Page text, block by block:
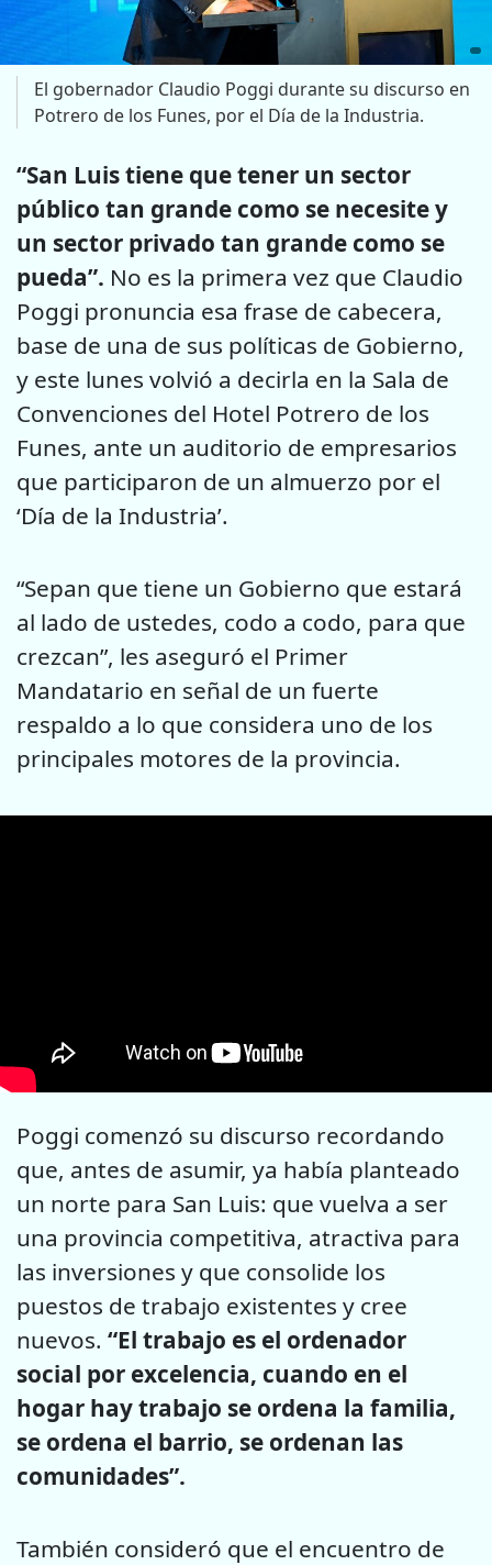
El gobernador Claudio Poggi durante su discurso en
Potrero de los Funes, por el Día de la Industria.
“San Luis tiene que tener un sector
público tan grande como se necesite y
un sector privado tan grande como se
pueda”. No es la primera vez que Claudio
Poggi pronuncia esa frase de cabecera,
base de una de sus políticas de Gobierno,
y este lunes volvió a decirla en la Sala de
Convenciones del Hotel Potrero de los
Funes, ante un auditorio de empresarios
que participaron de un almuerzo por el
‘Día de la Industria’.
“Sepan que tiene un Gobierno que estará
al lado de ustedes, codo a codo, para que
crezcan”, les aseguró el Primer
Mandatario en señal de un fuerte
respaldo a lo que considera uno de los
principales motores de la provincia.
Poggi comenzó su discurso recordando
que, antes de asumir, ya había planteado
un norte para San Luis: que vuelva a ser
una provincia competitiva, atractiva para
las inversiones y que consolide los
puestos de trabajo existentes y cree
nuevos. “El trabajo es el ordenador
social por excelencia, cuando en el
hogar hay trabajo se ordena la familia,
se ordena el barrio, se ordenan las
comunidades”.
También consideró que el encuentro de